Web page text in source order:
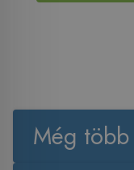
Még